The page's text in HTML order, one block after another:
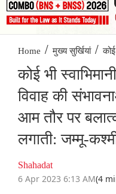
Home / मुख्य सुर्खियां /
कोई भी
विवाह की
आम तौर पर
लगाती: जम्मू-
Shahadat
6 Apr 2023 6:13 AM(4